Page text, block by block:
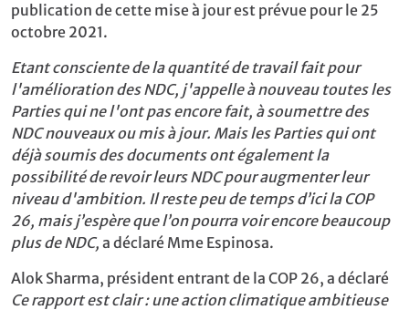
publication de cette mise à jour est prévue pour le 25
octobre 2021.
Etant consciente de la quantité de travail fait pour
l'amélioration des NDC, j'appelle à nouveau toutes les
Parties qui ne l'ont pas encore fait, à soumettre des
NDC nouveaux ou mis à jour. Mais les Parties qui ont
déjà soumis des documents ont également la
possibilité de revoir leurs NDC pour augmenter leur
niveau d'ambition. Il reste peu de temps d’ici la COP
26, mais j’espère que l’on pourra voir encore beaucoup
plus de NDC, a déclaré Mme Espinosa.
Alok Sharma, président entrant de la COP 26, a déclaré
Ce rapport est clair : une action climatique ambitieuse